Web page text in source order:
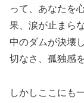
って、あなたを
果、涙が止まら
中のダムが決壊
切なさ、孤独感
しかしここにも